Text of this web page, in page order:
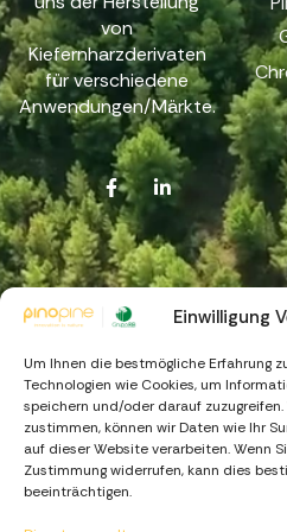
Einwilligung
Um Ihnen die bestmögliche Erfahrung
Technologien wie Cookies, um
speichern und/oder darauf
zustimmen, können wir Daten wie Ihr
auf dieser Website verarbeiten. Wenn
Zustimmung widerrufen, kann dies
beeinträchtigen.
von
Kiefernharzderivaten
für verschiedene
Anwendungen/Märkte.